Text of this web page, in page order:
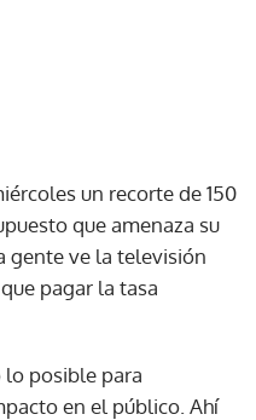
un recorte de 150
que amenaza su
gente ve la televisión
pagar la tasa
lo posible para
en el público. Ahí